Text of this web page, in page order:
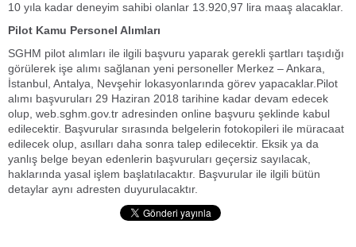
10 yıla kadar deneyim sahibi olanlar 13.920,97 lira maaş alacaklar.
Pilot Kamu Personel Alımları
SGHM pilot alımları ile ilgili başvuru yaparak gerekli şartları taşıdığı
görülerek işe alımı sağlanan yeni personeller Merkez – Ankara,
İstanbul, Antalya, Nevşehir lokasyonlarında görev yapacaklar.Pilot
alımı başvuruları 29 Haziran 2018 tarihine kadar devam edecek
olup, web.sghm.gov.tr adresinden online başvuru şeklinde kabul
edilecektir. Başvurular sırasında belgelerin fotokopileri ile müracaat
edilecek olup, asılları daha sonra talep edilecektir. Eksik ya da
yanlış belge beyan edenlerin başvuruları geçersiz sayılacak,
haklarında yasal işlem başlatılacaktır. Başvurular ile ilgili bütün
detaylar aynı adresten duyurulacaktır.